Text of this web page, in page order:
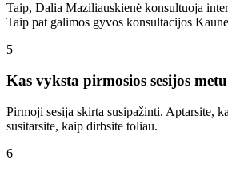
Taip, Dalia Maziliauskienė konsultuoja
Taip pat galimos gyvos konsultacijos
5
Kas vyksta pirmosios sesijos
Pirmoji sesija skirta susipažinti. Aptarsite,
susitarsite, kaip dirbsite toliau.
6